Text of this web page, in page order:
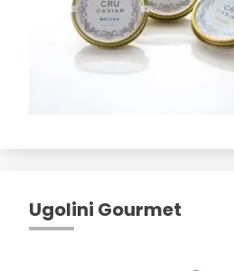
Ugolini Gourmet